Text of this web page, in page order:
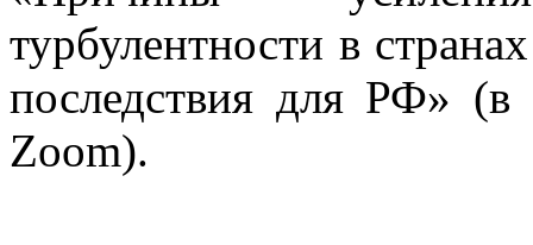
турбулентности в
последствия для РФ» (в
Zoom).